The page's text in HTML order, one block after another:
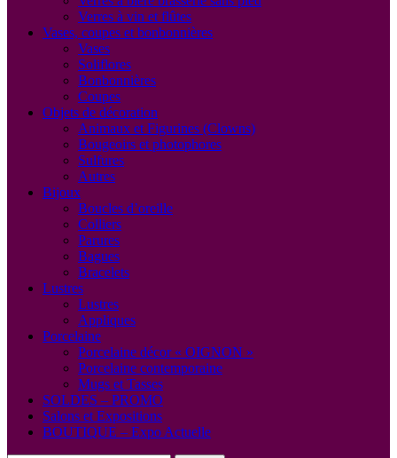
Verres à vin et flûtes
Vases, coupes et bonbonnières
Vases
Soliflores
Bonbonnières
Coupes
Objets de décoration
Animaux et Figurines (Clowns)
Bougeoirs et photophores
Sulfures
Autres
Bijoux
Boucles d’oreille
Colliers
Parures
Bagues
Bracelets
Lustres
Lustres
Appliques
Porcelaine
Porcelaine décor « OIGNON »
Porcelaine contemporaine
Mugs et Tasses
SOLDES – PROMO
Salons et Expositions
BOUTIQUE – Expo Actuelle